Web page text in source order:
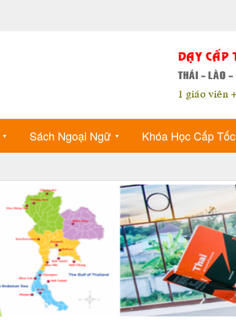
▼ Sách Ngoại Ngữ ▼ Khóa Học Cấp Tốc